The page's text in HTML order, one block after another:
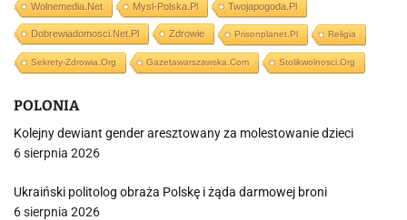
Wolnemedia.net Mysl-Polska.pl Twojapogoda.pl
Dobrewiadomosci.net.pl Zdrowie Prisonplanet.pl Religia
Sekrety-Zdrowia.org Gazetawarszawska.com Stolikwolnosci.org
POLONIA
Kolejny dewiant gender aresztowany za molestowanie dzieci
6 sierpnia 2026
Ukraiński politolog obraża Polskę i żąda darmowej broni
6 sierpnia 2026